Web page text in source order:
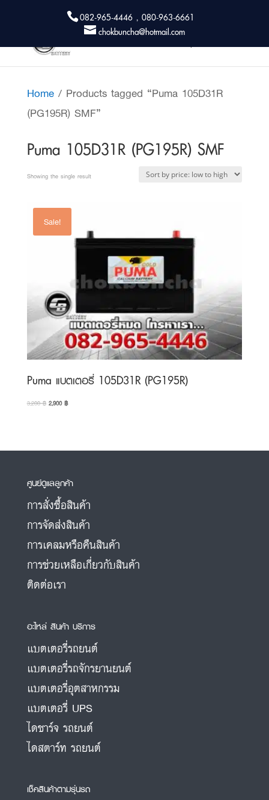
082-965-4446 , 080-963-6661
chokbuncha@hotmail.com
Home/ Products tagged “Puma 105D31R
(PG195R) SMF”
Puma 105D31R (PG195R) SMF
Showing the single result
Sale!
Puma แบตเตอรี่ 105D31R (PG195R)
3,200฿ Original
2,900฿Current
ศูนย์ดูแลลูกค้า
การสั่งซื้อสินค้า
การจัดส่งสินค้า
การเคลมหรือคืนสินค้า
การช่วยเหลือเกี่ยวกับสินค้า
ติดต่อเรา
อะไหล่ สินค้า บริการ
แบตเตอรี่รถยนต์
แบตเตอรี่รถจักรยานยนต์
แบตเตอรี่อุตสาหกรรม
แบตเตอรี่ UPS
ไดชาร์จ รถยนต์
ไดสตาร์ท รถยนต์
เช็คสินค้าตามรุ่นรถ